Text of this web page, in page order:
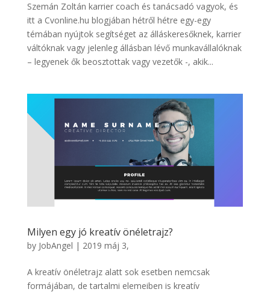
Szemán Zoltán karrier coach és tanácsadó vagyok, és
itt a Cvonline.hu blogjában hétről hétre egy-egy
témában nyújtok segítséget az álláskeresőknek, karrier
váltóknak vagy jelenleg állásban lévő munkavállalóknak
– legyenek ők beosztottak vagy vezetők -, akik...
Milyen egy jó kreatív önéletrajz?
by JobAngel | 2019 máj 3,
A kreatív önéletrajz alatt sok esetben nemcsak
formájában, de tartalmi elemeiben is kreatív